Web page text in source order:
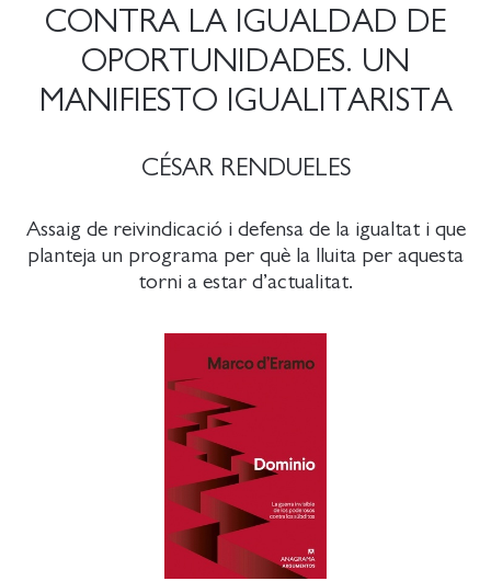
CONTRA LA IGUALDAD DE
OPORTUNIDADES. UN
MANIFIESTO IGUALITARISTA
CÉSAR RENDUELES
Assaig de reivindicació i defensa de la igualtat i que
planteja un programa per què la lluita per aquesta
torni a estar d’actualitat.